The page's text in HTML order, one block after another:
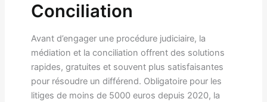
Conciliation
Avant d’engager une procédure judiciaire, la
médiation et la conciliation offrent des solutions
rapides, gratuites et souvent plus satisfaisantes
pour résoudre un différend. Obligatoire pour les
litiges de moins de 5000 euros depuis 2020, la